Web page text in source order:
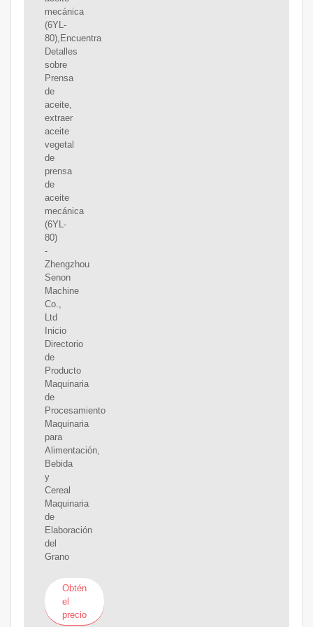
mecánica
(6YL-
80),Encuentra
Detalles
sobre
Prensa
de
aceite,
extraer
aceite
vegetal
de
prensa
de
aceite
mecánica
(6YL-
80)
-
Zhengzhou
Senon
Machine
Co.,
Ltd
Inicio
Directorio
de
Producto
Maquinaria
de
Procesamiento
Maquinaria
para
Alimentación,
Bebida
y
Cereal
Maquinaria
de
Elaboración
del
Grano
Obtén
el
precio